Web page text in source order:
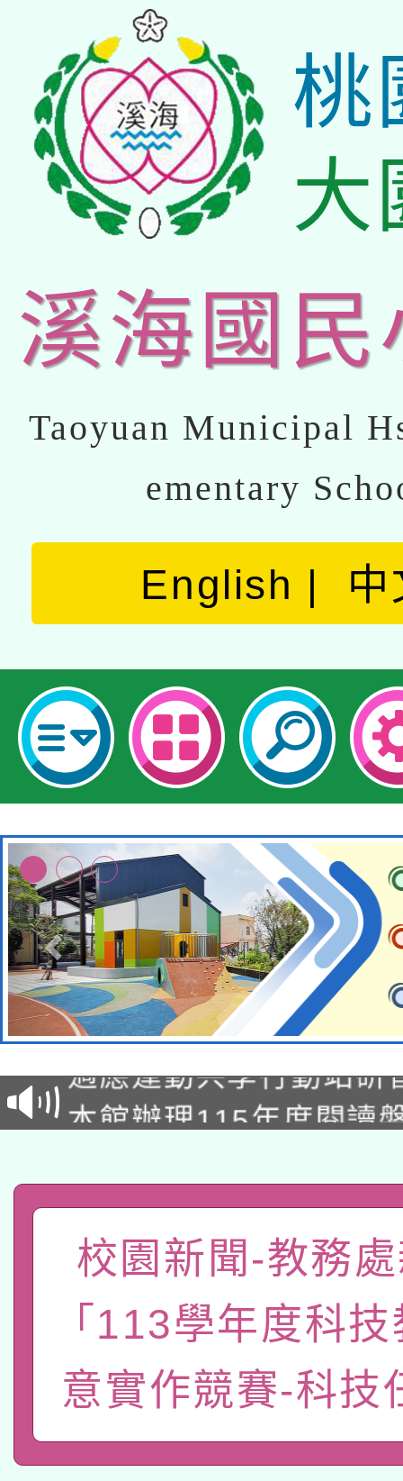
桃
大
溪海國民
Taoyuan Municipal
ementary
English 中
本校115學年度第2次
招)
本館辦理115年度閱讀
礎課程
A3數位素養講師名單
「數位內容與教學軟
有關大陸委員會函釋公
薪期間赴陸應申請許可
轉知經濟部水利署委託
業技術研究院辦理「
115年8月22日(星期六
本校115學年度第2次
校園新聞-教務
「113學年度科
意實作競賽-科技